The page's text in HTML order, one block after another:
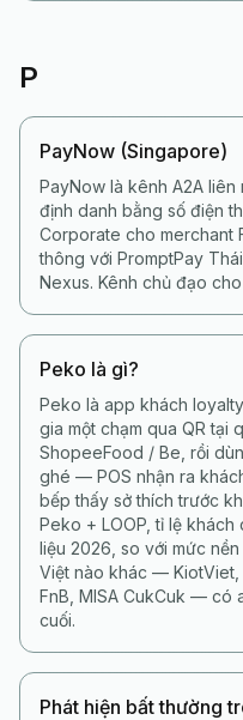
P
PayNow (Singapore)
PayNow là kênh A2A
định danh bằng số điện
Corporate cho merchant
thông với PromptPay
Nexus. Kênh chủ đạo
Peko là gì?
Peko là app khách
gia một chạm qua QR tại
ShopeeFood / Be, rồi
ghé — POS nhận ra
bếp thấy sở thích trước
Peko + LOOP, tỉ lệ
liệu 2026, so với mức nền
Việt nào khác — KiotViet,
FnB, MISA CukCuk — có
cuối.
Phát hiện bất thường